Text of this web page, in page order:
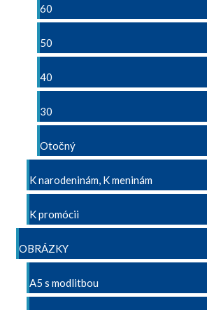
60
50
40
30
Otočný
K narodeninám, K meninám
K promócii
OBRÁZKY
A5 s modlitbou